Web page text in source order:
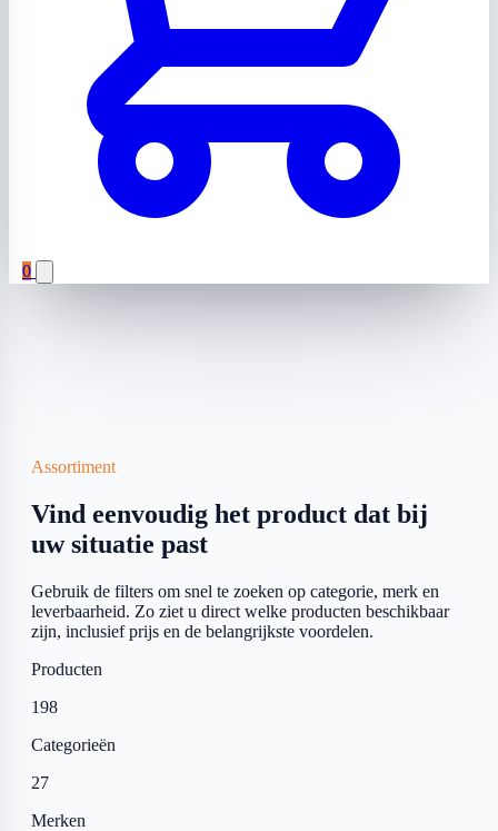
0
Assortiment
Vind eenvoudig het product dat bij
uw situatie past
Gebruik de filters om snel te zoeken op categorie, merk en
leverbaarheid. Zo ziet u direct welke producten beschikbaar
zijn, inclusief prijs en de belangrijkste voordelen.
Producten
198
Categorieën
27
Merken